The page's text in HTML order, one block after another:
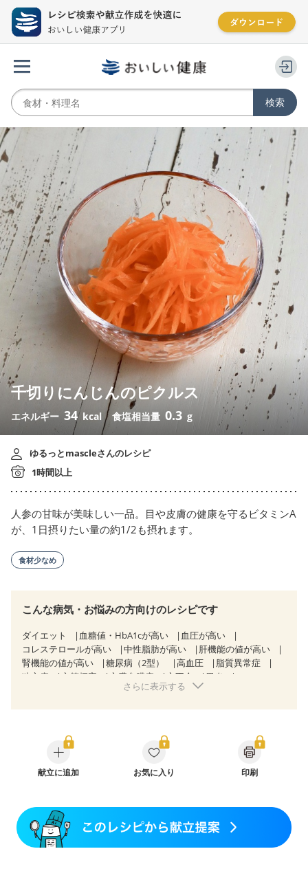
千切りにんじんのピクルス
エネルギー 34 kcal 食塩相当量 0.3 g
ゆるっとmascleさんのレシピ
1時間以上
人参の甘味が美味しい一品。目や皮膚の健康を守るビタミンA
が、1日摂りたい量の約1/2も摂れます。
食材少なめ
こんな病気・お悩みの方向けのレシピです
ダイエット 血糖値・HbA1cが高い
血圧が高い
コレステロールが高い
中性脂肪が高い
肝機能の値が高い
腎機能の値が高い
糖尿病（2型） 高血圧
脂質異常症
狭心症
心筋梗塞 心臓弁膜症 心不全
胃炎
逆流性食道炎
胆石症
CKD（ステージ１）
CKD（ステージ２）
CKD（ステージ３a）
CKD（ステージ３b）
乳がん（抗がん剤治療中）
乳がん（ホルモン療法中）
胃がん（抗がん剤治療中）
胃がん治療を終えた方・経過観察中の方
大腸がん治療を終えた方・経過観察中の方
さらに表示する
献立に追加 お気に入り 印刷